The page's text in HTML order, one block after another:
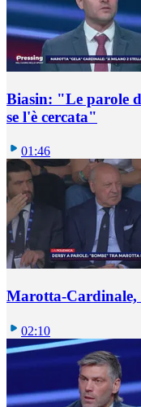
Biasin: "Le parole
se l'è cercata"
01:46
Marotta-Cardinale,
02:10